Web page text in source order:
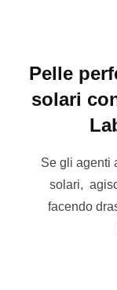
Pelle
solari
Se gli agenti
solari,
facendo